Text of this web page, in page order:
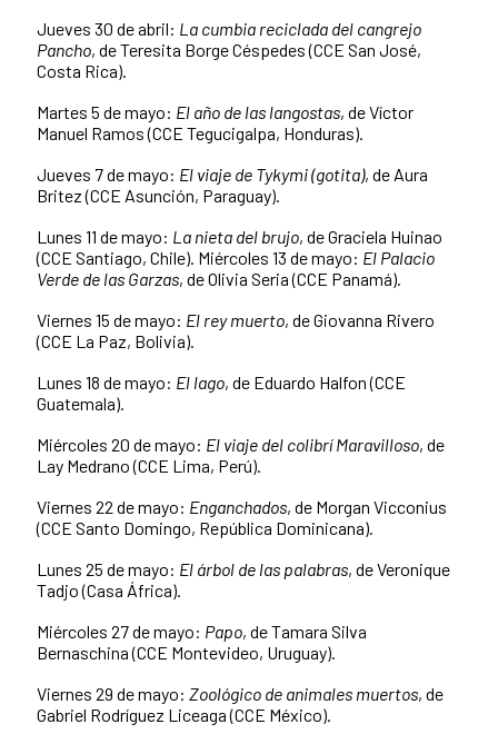
Jueves 30 de abril: La cumbia reciclada del cangrejo
Pancho, de Teresita Borge Céspedes (CCE San José,
Costa Rica).
Martes 5 de mayo: El año de las langostas, de Víctor
Manuel Ramos (CCE Tegucigalpa, Honduras).
Jueves 7 de mayo: El viaje de Tykymi(gotita), de Aura
Britez (CCE Asunción, Paraguay).
Lunes 11 de mayo: La nieta del brujo, de Graciela Huinao
(CCE Santiago, Chile). Miércoles 13 de mayo: El Palacio
Verde de las Garzas, de Olivia Seria (CCE Panamá).
Viernes 15 de mayo: El rey muerto, de Giovanna Rivero
(CCE La Paz, Bolivia).
Lunes 18 de mayo: El lago, de Eduardo Halfon (CCE
Guatemala).
Miércoles 20 de mayo: El viaje del colibrí Maravilloso, de
Lay Medrano (CCE Lima, Perú).
Viernes 22 de mayo: Enganchados, de Morgan Vicconius
(CCE Santo Domingo, República Dominicana).
Lunes 25 de mayo: El árbol de las palabras, de Veronique
Tadjo (Casa África).
Miércoles 27 de mayo: Papo, de Tamara Silva
Bernaschina (CCE Montevideo, Uruguay).
Viernes 29 de mayo: Zoológico de animales muertos, de
Gabriel Rodríguez Liceaga (CCE México).